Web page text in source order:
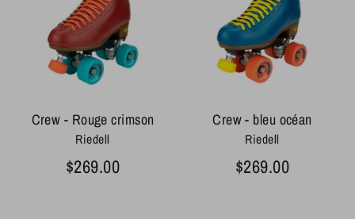
Crew - Rouge crimson
Riedell
$269.00
Crew - bleu océan
Riedell
$269.00